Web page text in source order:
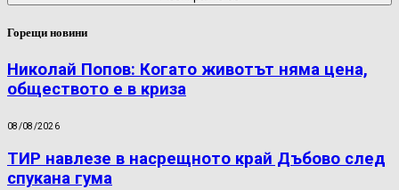
Горещи новини
Николай Попов: Когато животът няма цена,
обществото е в криза
08/08/2026
ТИР навлезе в насрещното край Дъбово след
спукана гума